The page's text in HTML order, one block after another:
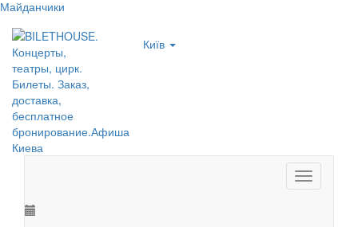
Майданчики
Київ
Toggle
navigation